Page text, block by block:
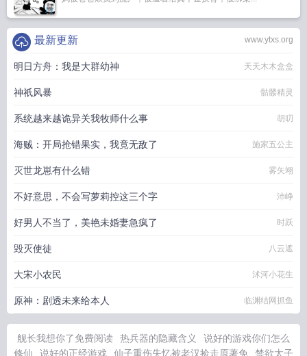
www.ytxs.org
最新更新
明日方舟：我是大群幼神 天天木木盒盒
神祇风暴 骷髅精灵
系统越来越诡异关我牧师什么事 胡叨
海贼：开局抢错果实，我竟无敌了 施家五公主
灭世龙崽有什么错 雾矢翊
不好意思，不会写萝莉控这三个字 沛峥
好男人不当了，美艳未婚妻急疯了 时跃
毁灭使徒 八云遮
大宋小农民 沭河小花生
原神：剧透未来给本人 临渊结网抓鱼
舰长我想你了免费阅读 热兵器的隐藏含义
说好的游戏你们怎么
修仙
说好的正经游戏 仙子重伤失忆被老汉捡走原著免 禁欲太子